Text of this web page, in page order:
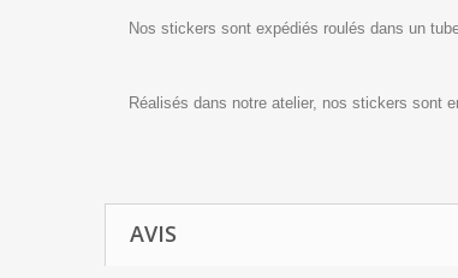
Nos stickers sont expédiés roulés dans un
Réalisés dans notre atelier, nos stickers sont
AVIS